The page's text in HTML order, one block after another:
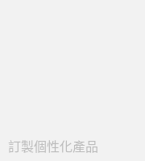
訂製個性化產品